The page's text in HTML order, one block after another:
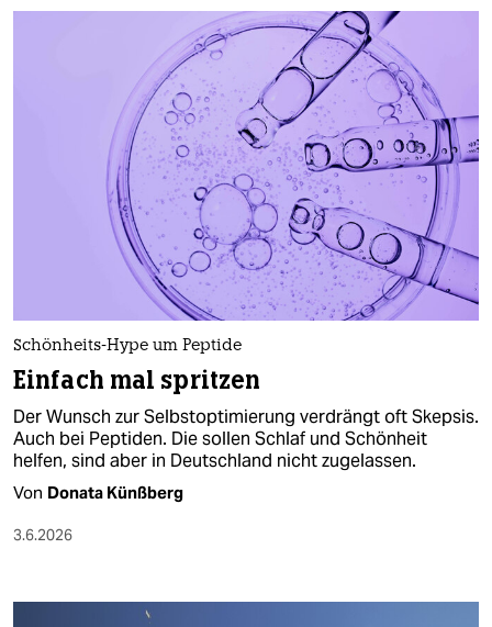
veranstaltungen
fragen & hilfe
unterstützen
abo
genossenschaft
epaper login
Schönheits-Hype um Peptide
Einfach mal spritzen
Der Wunsch zur Selbstoptimierung verdrängt oft Skepsis.
Auch bei Peptiden. Die sollen Schlaf und Schönheit
helfen, sind aber in Deutschland nicht zugelassen.
Von Donata Künßberg
3.6.2026